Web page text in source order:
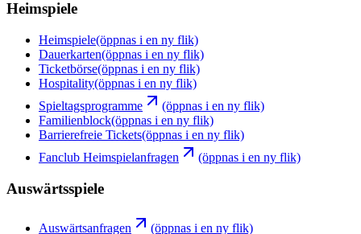
Heimspiele
Heimspiele(öppnas i en ny flik)
Dauerkarten(öppnas i en ny flik)
Ticketbörse(öppnas i en ny flik)
Hospitality(öppnas i en ny flik)
Spieltagsprogramme
(öppnas i en ny flik)
Familienblock(öppnas i en ny flik)
Barrierefreie Tickets(öppnas i en ny flik)
Fanclub Heimspielanfragen
(öppnas i en ny flik)
Auswärtsspiele
Auswärtsanfragen
(öppnas i en ny flik)